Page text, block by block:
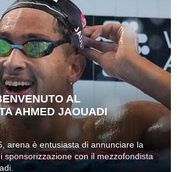
AL
AHMED JAOUADI
arena è entusiasta di annunciare la
sponsorizzazione con il mezzofondista